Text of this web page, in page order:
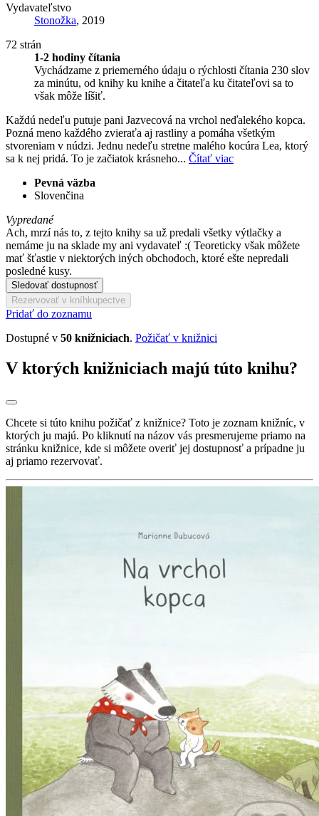
Vydavateľstvo
Stonožka, 2019
72 strán
1-2 hodiny čítania
Vychádzame z priemerného údaju o rýchlosti čítania 230 slov
za minútu, od knihy ku knihe a čitateľa ku čitateľovi sa to
však môže líšiť.
Každú nedeľu putuje pani Jazvecová na vrchol neďalekého kopca.
Pozná meno každého zvieraťa aj rastliny a pomáha všetkým
stvoreniam v núdzi. Jednu nedeľu stretne malého kocúra Lea, ktorý
sa k nej pridá. To je začiatok krásneho... Čítať viac
Pevná väzba
Slovenčina
Vypredané
Ach, mrzí nás to, z tejto knihy sa už predali všetky výtlačky a
nemáme ju na sklade my ani vydavateľ :( Teoreticky však môžete
mať šťastie v niektorých iných obchodoch, ktoré ešte nepredali
posledné kusy.
Sledovať dostupnosť
Rezervovať v kníhkupectve
Pridať do zoznamu
Dostupné v 50 knižniciach. Požičať v knižnici
V ktorých knižniciach majú túto knihu?
Chcete si túto knihu požičať z knižnice? Toto je zoznam knižníc, v
ktorých ju majú. Po kliknutí na názov vás presmerujeme priamo na
stránku knižnice, kde si môžete overiť jej dostupnosť a prípadne ju
aj priamo rezervovať.